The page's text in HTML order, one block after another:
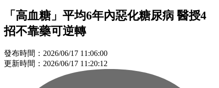
「高血糖」平均6年內惡化糖尿病 醫授4
招不靠藥可逆轉
發布時間：2026/06/17 11:06:00
更新時間：2026/06/17 11:20:12